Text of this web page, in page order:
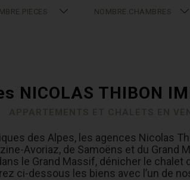
NOMBRE.CHAMBRES
NICOLAS THIBON
des Alpes, les agences Nicolas
Avoriaz, de Samoëns et du Grand
le Grand Massif, dénicher le chalet
ci-dessous les biens avec l’un de